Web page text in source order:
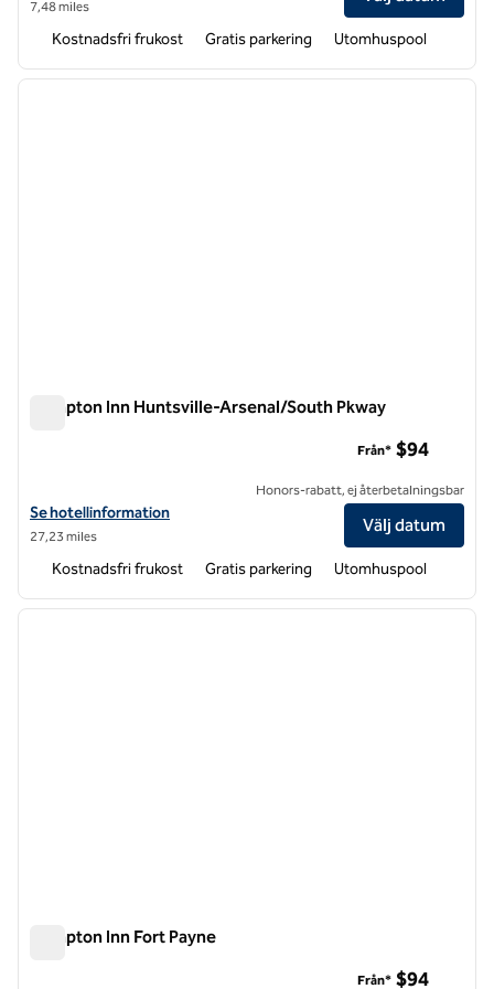
7,48 miles
Kostnadsfri frukost Gratis parkering Utomhuspool
1 av 12
nästa
Hampton Inn Huntsville-Arsenal/South Pkway
Visa hotelldetaljer för Hampton Inn Huntsville-Arsenal/South Pkway
Se hotellinformation
27,23 miles
Från* $94
Honors-rabatt, ej återbetalningsbar
Välj datum
Kostnadsfri frukost Gratis parkering Utomhuspool
1 av 12
nästa
Hampton Inn Fort Payne
Från* $94